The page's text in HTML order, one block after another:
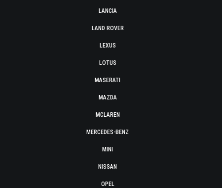
LANCIA
LAND ROVER
LEXUS
LOTUS
MASERATI
MAZDA
MCLAREN
MERCEDES-BENZ
MINI
NISSAN
OPEL